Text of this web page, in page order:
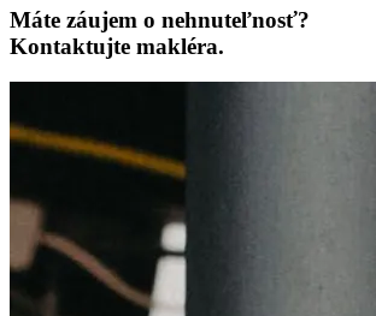
Máte záujem o nehnuteľnosť?
Kontaktujte makléra.